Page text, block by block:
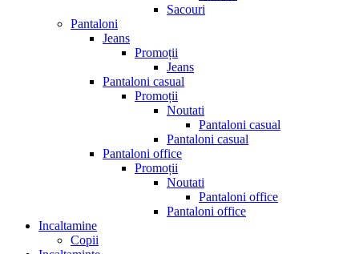
Sacouri
Pantaloni
Jeans
Promoții
Jeans
Pantaloni casual
Promoții
Noutati
Pantaloni casual
Pantaloni casual
Pantaloni office
Promoții
Noutati
Pantaloni office
Pantaloni office
Incaltamine
Copii